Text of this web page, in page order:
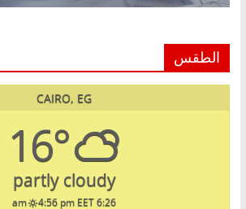
الطقس
CAIRO, EG
16°
partly cloudy
6:26 am
4:56 pm EET